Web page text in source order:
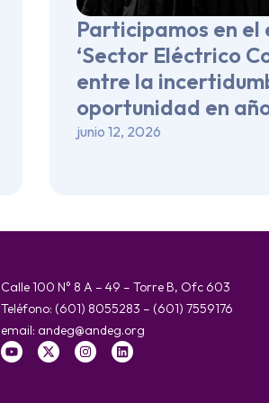
Participamos en el
‘Sector Eléctrico
entre la
oportunidad en
junio 12, 2026
Calle 100 N° 8 A – 49 – Torre B, Ofc 603
Teléfono: (601) 8055283 – (601) 7559176
email: andeg@andeg.org